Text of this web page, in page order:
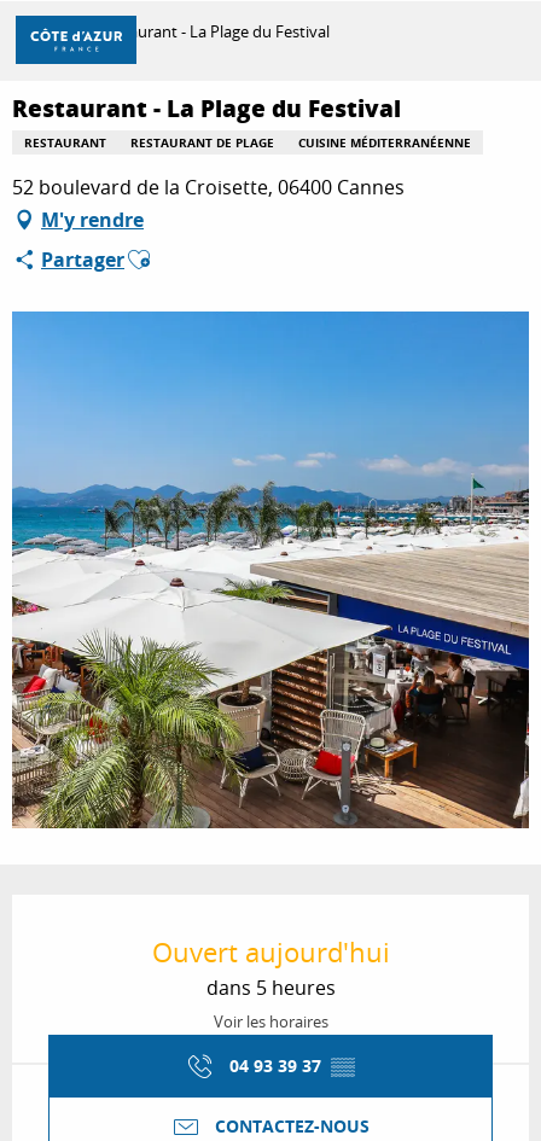
Aller
contenu
principal
DÉCOUVRIR
À FAIRE
SÉJOURNER
Accueil Restaurant - La Plage du Festival
Restaurant - La Plage du Festival
RESTAURANT RESTAURANT DE PLAGE CUISINE MÉDITERRANÉENNE
52 boulevard de la Croisette, 06400 Cannes
M'y rendre
PartagerAjouter aux favoris
Ouvert aujourd'hui
dans 5 heures
Voir les horaires
04 93 39 37 ▒▒
CONTACTEZ-NOUS